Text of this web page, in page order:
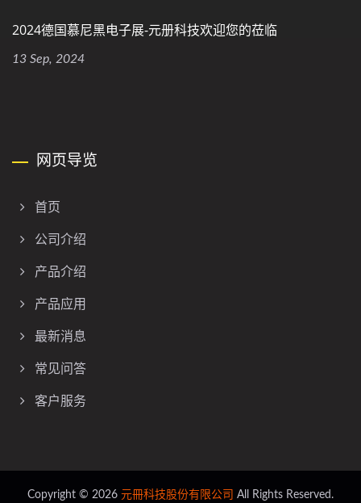
2024德国慕尼黑电子展-元册科技欢迎您的莅临
13 Sep, 2024
网页导览
首页
公司介绍
产品介绍
产品应用
最新消息
常见问答
客户服务
Copyright © 2026 元冊科技股份有限公司 All Rights Reserved.